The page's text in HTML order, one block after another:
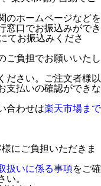
のホームページなどを
窓口でお振込みができ
てお振込みくださ
ご負担でお願いいたし
ださい。ご注文者様以
支払いの確認ができな
合わせは楽天市場まで
にご負担いただきま
扱いに係る事項をご確
い。